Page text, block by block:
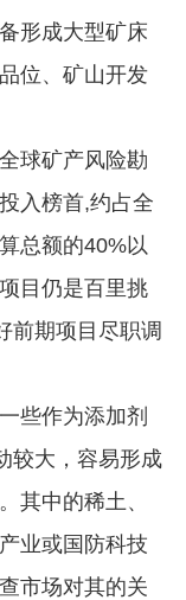
形成大型矿床
位、矿山开发
球矿产风险勘
入榜首,约占全
总额的40%以
目仍是百里挑
前期项目尽职调
些作为添加剂
较大，容易形成
其中的稀土、
业或国防科技
市场对其的关